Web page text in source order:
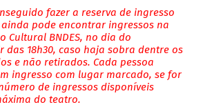
fazer a reserva de ingresso
pode encontrar ingressos na
Cultural BNDES, no dia do
das 18h30, caso haja sobra dentre os
e não retirados. Cada pessoa
ingresso com lugar marcado, se for
de ingressos disponíveis
do teatro.